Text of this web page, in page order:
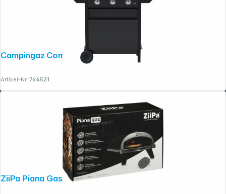
Campingaz Compact 3 L
Artikel-Nr.:764521
ZiiPa Piana Gas-Pizzaofen Farbe Karbon